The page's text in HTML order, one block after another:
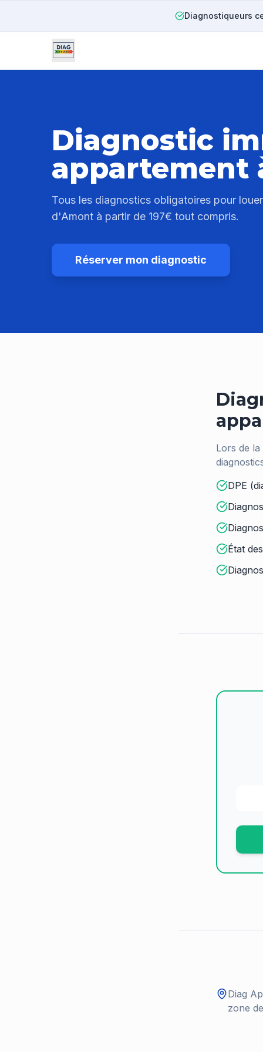
Diagnostiqueurs
Diagnostic
appartement
Tous les diagnostics obligatoires pour
d'Amont à partir de 197€ tout compris.
Réserver mon diagnostic
Lors de
DPE
État
Diag
zone